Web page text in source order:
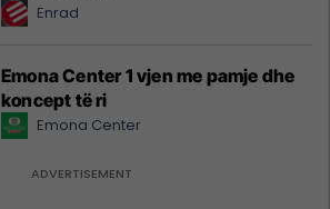
Enrad
Emona Center 1 vjen me pamje dhe
koncept të ri
Emona Center